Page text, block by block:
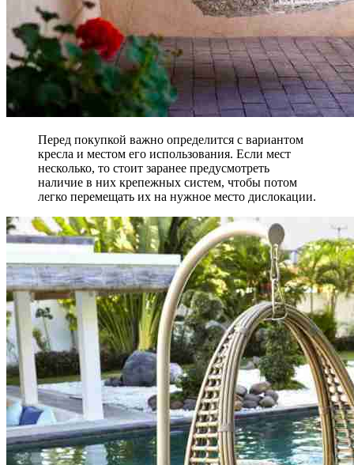
Перед покупкой важно определится с вариантом
кресла и местом его использования. Если мест
несколько, то стоит заранее предусмотреть
наличие в них крепежных систем, чтобы потом
легко перемещать их на нужное место дислокации.